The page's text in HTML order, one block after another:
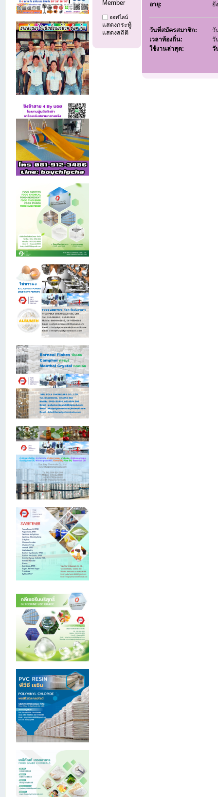
Member
ออฟไลน์
แสดงกระทู้
แสดงสถิติ
อายุ:
ยั
วันที่สมัครสมาชิก:
วั
เวลาท้องถิ่น:
วั
ใช้งานล่าสุด:
วั